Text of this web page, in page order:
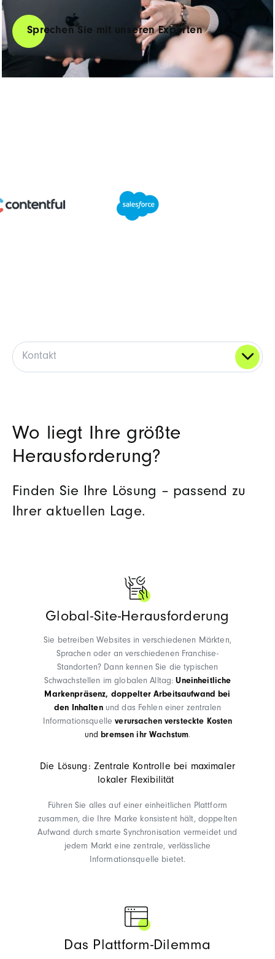
Sprechen Sie mit unseren Experten
Kontakt
Wo liegt Ihre größte
Herausforderung?
Finden Sie Ihre Lösung – passend zu
Ihrer aktuellen Lage.
Global-Site-Herausforderung
Sie betreiben Websites in verschiedenen Märkten,
Sprachen oder an verschiedenen Franchise-
Standorten? Dann kennen Sie die typischen
Schwachstellen im globalen Alltag:Uneinheitliche
Markenpräsenz, doppelter Arbeitsaufwand bei
den Inhaltenund das Fehlen einer zentralen
Informationsquelleverursachen versteckte Kosten
und bremsen ihr Wachstum.
Die Lösung: Zentrale Kontrolle bei maximaler
lokaler Flexibilität
Führen Sie alles auf einer einheitlichen Plattform
zusammen, die Ihre Marke konsistent hält, doppelten
Aufwand durch smarte Synchronisation vermeidet und
jedem Markt eine zentrale, verlässliche
Informationsquelle bietet.
Das Plattform-Dilemma